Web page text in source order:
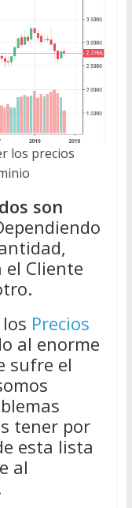
los precios
son
el Cliente
Precios
al enorme
sufre el
tener por
esta lista
al